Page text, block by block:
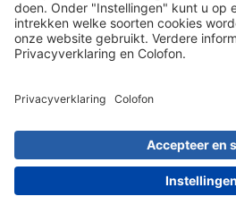
Meest populaire artikelen